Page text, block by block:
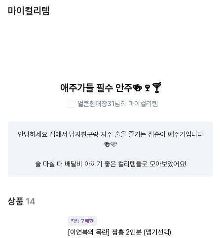
마이컬리템
애주가들 필수 안주🍻🍷🍸
얼큰한대창31 님의 마이컬리템
안녕하세요 집에서 남자친구랑 자주 술을 즐기는 집순이 애주가입니다
🍻🩷
술 마실 때 배달비 아끼기 좋은 컬리템들로 모아보았어요!
상품 14
직접 구매한
[이연복의 목란] 짬뽕 2인분 (맵기선택)